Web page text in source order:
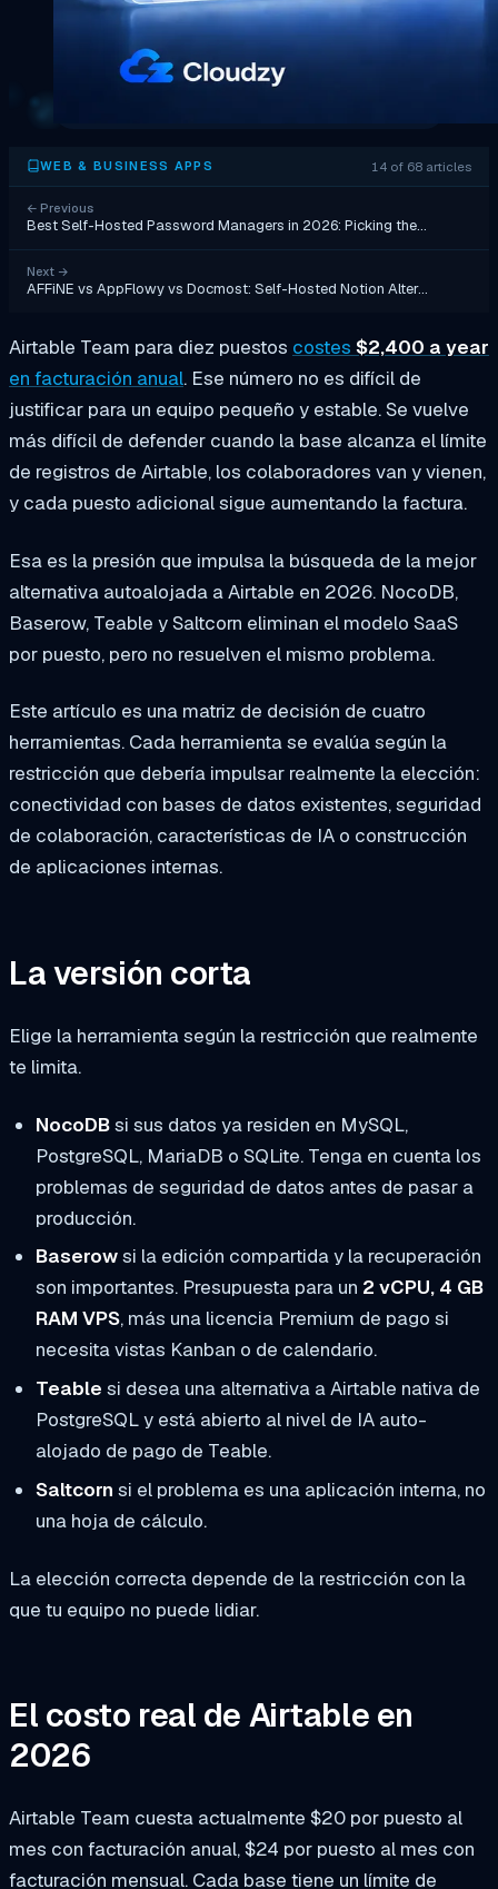
WEB & BUSINESS APPS 14 of 68 articles
← Previous
Best Self-Hosted Password Managers in 2026: Picking the…
Next →
AFFiNE vs AppFlowy vs Docmost: Self-Hosted Notion Alter…
Airtable Team para diez puestos costes $2,400 a year
en facturación anual. Ese número no es difícil de
justificar para un equipo pequeño y estable. Se vuelve
más difícil de defender cuando la base alcanza el límite
de registros de Airtable, los colaboradores van y vienen,
y cada puesto adicional sigue aumentando la factura.
Esa es la presión que impulsa la búsqueda de la mejor
alternativa autoalojada a Airtable en 2026. NocoDB,
Baserow, Teable y Saltcorn eliminan el modelo SaaS
por puesto, pero no resuelven el mismo problema.
Este artículo es una matriz de decisión de cuatro
herramientas. Cada herramienta se evalúa según la
restricción que debería impulsar realmente la elección:
conectividad con bases de datos existentes, seguridad
de colaboración, características de IA o construcción
de aplicaciones internas.
La versión corta
Elige la herramienta según la restricción que realmente
te limita.
NocoDBsi sus datos ya residen en MySQL,
PostgreSQL, MariaDB o SQLite. Tenga en cuenta los
problemas de seguridad de datos antes de pasar a
producción.
Baserowsi la edición compartida y la recuperación
son importantes. Presupuesta para un 2 vCPU, 4 GB
RAM VPS, más una licencia Premium de pago si
necesita vistas Kanban o de calendario.
Teable si desea una alternativa a Airtable nativa de
PostgreSQL y está abierto al nivel de IA auto-
alojado de pago de Teable.
Saltcorn si el problema es una aplicación interna, no
una hoja de cálculo.
La elección correcta depende de la restricción con la
que tu equipo no puede lidiar.
El costo real de Airtable en
2026
Airtable Team cuesta actualmente $20 por puesto al
mes con facturación anual, $24 por puesto al mes con
facturación mensual. Cada base tiene un límite de